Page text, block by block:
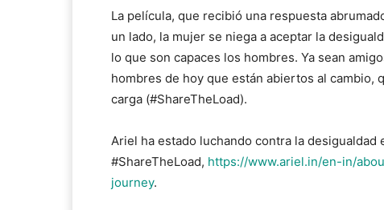
La película, que recibió una respuesta
un lado, la mujer se niega a aceptar la
lo que son capaces los hombres. Ya sean
hombres de hoy que están abiertos al cambio,
carga (#ShareTheLoad).
Ariel ha estado luchando contra la
#ShareTheLoad, https://www.ariel.in/en-in/
journey.